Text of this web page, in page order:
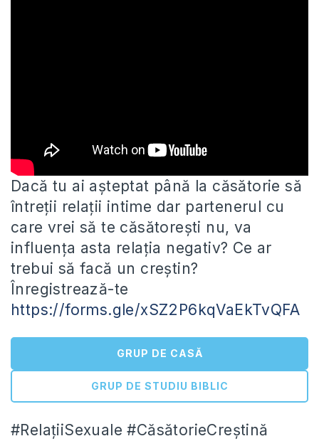
Dacă tu ai așteptat până la căsătorie să
întreții relații intime dar partenerul cu
care vrei să te căsătorești nu, va
influența asta relația negativ? Ce ar
trebui să facă un creștin?
Înregistrează-te
https://forms.gle/xSZ2P6kqVaEkTvQFA
GRUP DE CASĂ
GRUP DE STUDIU BIBLIC
#RelațiiSexuale #CăsătorieCreștină